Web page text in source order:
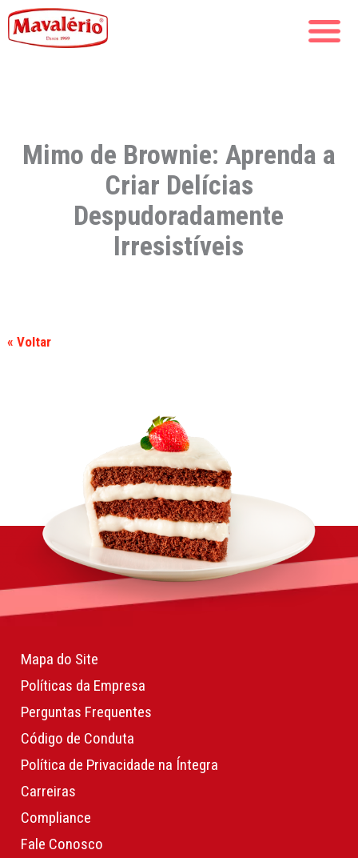
Mimo de Brownie: Aprenda a
Criar Delícias
Despudoradamente
Irresistíveis
« Voltar
Mapa do Site
Políticas da Empresa
Perguntas Frequentes
Código de Conduta
Política de Privacidade na Íntegra
Carreiras
Compliance
Fale Conosco